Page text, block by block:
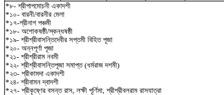
*৮- শ্রীপাপমোচনী একাদশী
*১০- বারনী/বারনীর মেলা
*১৭-শ্রীনাগ পঞ্চমী
*১৮- অশোকষষ্ঠী/স্কন্ধষষ্ঠী
*১৯- শ্রীশ্রীবাসন্তিদেবীর সপ্তমী বিহিত পূজা
*২০- অন্নপূর্ণা পূজা
*২১- শ্রীশ্রীরাম নবমী
*২২- শ্রীশ্রীবাসন্তিপূজা সমাপ্ত (ধর্মরাজ দশমী)
*২৩- শ্রীকামদা একাদশী
*২৪- শ্রীবামন দ্বাদশী
*২৭- শ্রীকৃষ্ণের বসন্ত রাস, লক্ষী পূর্ণিমা, শ্রীশ্রীবলরাম রাসযাত্রা